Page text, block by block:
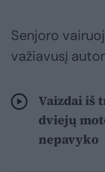
Senjoro
važiavusį
Vaizdai iš
dviejų
nepavyko